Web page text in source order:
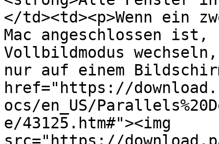
</td><td><p>Wenn ein
Mac angeschlossen
Vollbildmodus
nur auf einem
href="https://
ocs/en_US/
e/43125.htm#"><img